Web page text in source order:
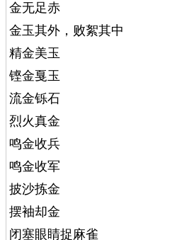
金无足赤
金玉其外，败絮其中
精金美玉
铿金戛玉
流金铄石
烈火真金
鸣金收兵
鸣金收军
披沙拣金
摆袖却金
闭塞眼睛捉麻雀